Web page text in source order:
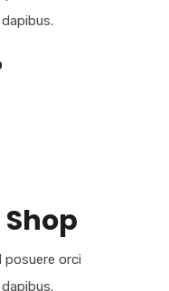
posuere orci